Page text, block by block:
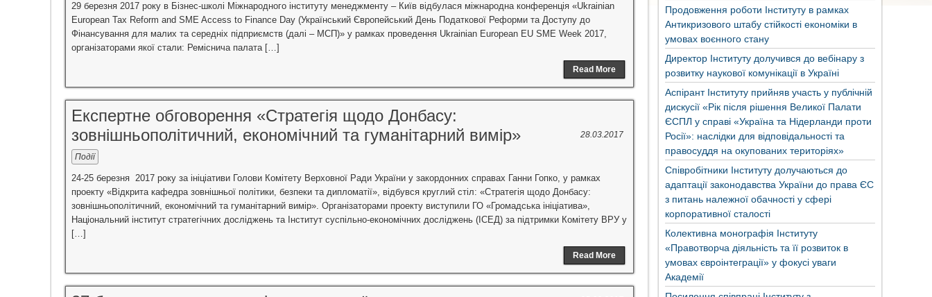
29 березня 2017 року в Бізнес-школі Міжнародного інституту менеджменту – Київ відбулася міжнародна конференція «Ukrainian
European Tax Reform and SME Access to Finance Day (Український Європейський День Податкової Реформи та Доступу до
Фінансування для малих та середніх підприємств (далі – МСП)» у рамках проведення Ukrainian European EU SME Week 2017,
організаторами якої стали: Реміснича палата […]
Read More
Експертне обговорення «Стратегія щодо Донбасу:
зовнішньополітичний, економічний та гуманітарний вимір»
28.03.2017
Події
24-25 березня 2017 року за ініціативи Голови Комітету Верховної Ради України у закордонних справах Ганни Гопко, у рамках
проекту «Відкрита кафедра зовнішньої політики, безпеки та дипломатії», відбувся круглий стіл: «Стратегія щодо Донбасу:
зовнішньополітичний, економічний та гуманітарний вимір». Організаторами проекту виступили ГО «Громадська ініціатива»,
Національний інститут стратегічних досліджень та Інститут суспільно-економічних досліджень (ІСЕД) за підтримки Комітету ВРУ у
[…]
Read More
Продовження роботи Інституту в рамках
Антикризового штабу стійкості економіки в
умовах воєнного стану
Директор Інституту долучився до вебінару з
розвитку наукової комунікації в Україні
Аспірант Інституту прийняв участь у публічній
дискусії «Рік після рішення Великої Палати
ЄСПЛ у справі «Україна та Нідерланди проти
Росії»: наслідки для відповідальності та
правосуддя на окупованих територіях»
Співробітники Інституту долучаються до
адаптації законодавства України до права ЄС
з питань належної обачності у сфері
корпоративної сталості
Колективна монографія Інституту
«Правотворча діяльність та її розвиток в
умовах євроінтеграції» у фокусі уваги
Академії